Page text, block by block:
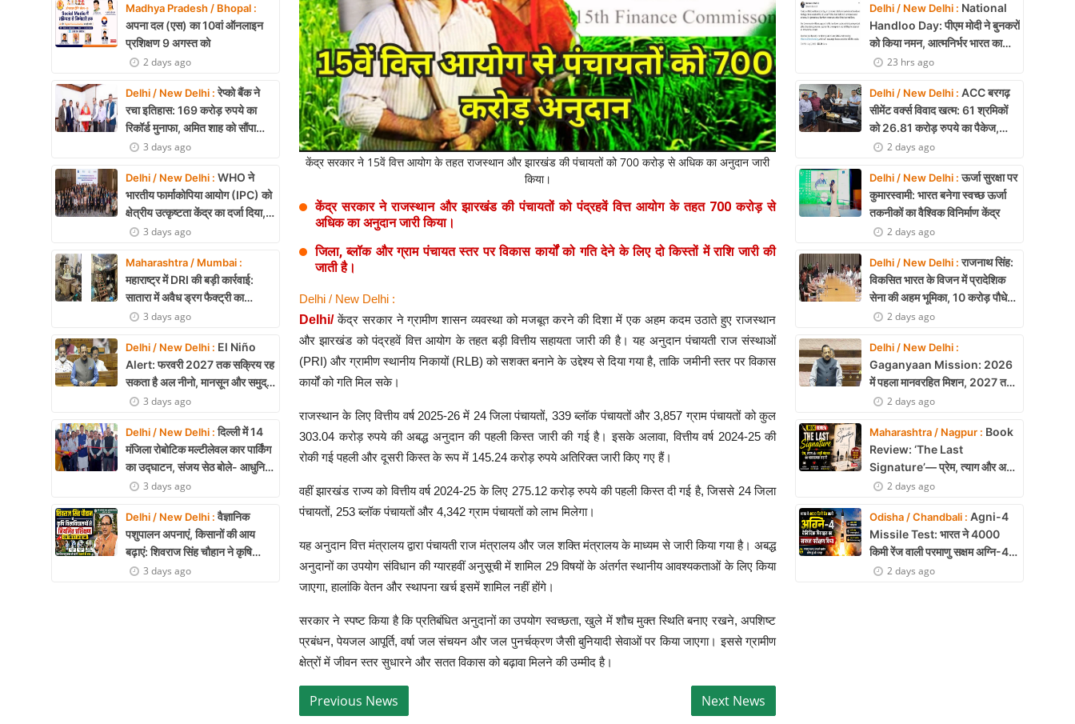
Literature
History Speaks
Contact Us
Madhya Pradesh / Bhopal :
अपना दल (एस) का 10वां ऑनलाइन
प्रशिक्षण 9 अगस्त को
2 days ago
Delhi / New Delhi :रेप्को बैंक ने
रचा इतिहास: 169 करोड़ रुपये का
रिकॉर्ड मुनाफा, अमित शाह को सौंपा
22.90 करोड़ का लाभांश
3 days ago
Delhi / New Delhi : WHO ने
भारतीय फार्माकोपिया आयोग (IPC) को
क्षेत्रीय उत्कृष्टता केंद्र का दर्जा दिया,
दक्षिण-पूर्व एशिया में भारत की बड़ी
3 days ago
Maharashtra / Mumbai :
महाराष्ट्र में DRI की बड़ी कार्रवाई:
सातारा में अवैध ड्रग फैक्ट्री का
भंडाफोड़, अल्प्राजोलम और डायजेपाम
3 days ago
Delhi / New Delhi : El Niño
Alert: फरवरी 2027 तक सक्रिय रह
सकता है अल नीनो, मानसून और समुद्री
पारिस्थितिकी पर असर की आशंका
3 days ago
Delhi / New Delhi :दिल्ली में 14
मंजिला रोबोटिक मल्टीलेवल कार पार्किंग
का उद्घाटन, संजय सेठ बोले- आधुनिक
तकनीक से मिलेगी बड़ी राहत
3 days ago
Delhi / New Delhi :वैज्ञानिक
पशुपालन अपनाएं, किसानों की आय
बढ़ाएं: शिवराज सिंह चौहान ने कृषि
विश्वविद्यालयों से नियमित प्रशिक्षण का
3 days ago
केंद्र सरकार ने 15वें वित्त आयोग के तहत राजस्थान और झारखंड की पंचायतों को 700 करोड़ से अधिक का अनुदान जारी
किया।
केंद्र सरकार ने राजस्थान और झारखंड की पंचायतों को पंद्रहवें वित्त आयोग के तहत 700 करोड़ से
अधिक का अनुदान जारी किया।
जिला, ब्लॉक और ग्राम पंचायत स्तर पर विकास कार्यों को गति देने के लिए दो किस्तों में राशि जारी की
जाती है।
Delhi / New Delhi :
Delhi/केंद्र सरकार ने ग्रामीण शासन व्यवस्था को मजबूत करने की दिशा में एक अहम कदम उठाते हुए राजस्थान
और झारखंड को पंद्रहवें वित्त आयोग के तहत बड़ी वित्तीय सहायता जारी की है। यह अनुदान पंचायती राज संस्थाओं
(PRI) और ग्रामीण स्थानीय निकायों (RLB) को सशक्त बनाने के उद्देश्य से दिया गया है, ताकि जमीनी स्तर पर विकास
कार्यों को गति मिल सके।
राजस्थान के लिए वित्तीय वर्ष 2025-26 में 24 जिला पंचायतों, 339 ब्लॉक पंचायतों और 3,857 ग्राम पंचायतों को कुल
303.04 करोड़ रुपये की अबद्ध अनुदान की पहली किस्त जारी की गई है। इसके अलावा, वित्तीय वर्ष 2024-25 की
रोकी गई पहली और दूसरी किस्त के रूप में 145.24 करोड़ रुपये अतिरिक्त जारी किए गए हैं।
वहीं झारखंड राज्य को वित्तीय वर्ष 2024-25 के लिए 275.12 करोड़ रुपये की पहली किस्त दी गई है, जिससे 24 जिला
पंचायतों, 253 ब्लॉक पंचायतों और 4,342 ग्राम पंचायतों को लाभ मिलेगा।
यह अनुदान वित्त मंत्रालय द्वारा पंचायती राज मंत्रालय और जल शक्ति मंत्रालय के माध्यम से जारी किया गया है। अबद्ध
अनुदानों का उपयोग संविधान की ग्यारहवीं अनुसूची में शामिल 29 विषयों के अंतर्गत स्थानीय आवश्यकताओं के लिए किया
जाएगा, हालांकि वेतन और स्थापना खर्च इसमें शामिल नहीं होंगे।
सरकार ने स्पष्ट किया है कि प्रतिबंधित अनुदानों का उपयोग स्वच्छता, खुले में शौच मुक्त स्थिति बनाए रखने, अपशिष्ट
प्रबंधन, पेयजल आपूर्ति, वर्षा जल संचयन और जल पुनर्चक्रण जैसी बुनियादी सेवाओं पर किया जाएगा। इससे ग्रामीण
क्षेत्रों में जीवन स्तर सुधारने और सतत विकास को बढ़ावा मिलने की उम्मीद है।
Delhi / New Delhi : National
Handloo Day: पीएम मोदी ने बुनकरों
को किया नमन, आत्मनिर्भर भारत का
बताया मजबूत आधार
23 hrs ago
Delhi / New Delhi : ACC बरगढ़
सीमेंट वर्क्स विवाद खत्म: 61 श्रमिकों
को 26.81 करोड़ रुपये का पैकेज,
समझौते पर मुहर
2 days ago
Delhi / New Delhi :ऊर्जा सुरक्षा पर
कुमारस्वामी: भारत बनेगा स्वच्छ ऊर्जा
तकनीकों का वैश्विक विनिर्माण केंद्र
2 days ago
Delhi / New Delhi :राजनाथ सिंह:
विकसित भारत के विजन में प्रादेशिक
सेना की अहम भूमिका, 10 करोड़ पौधे
लगाने का रिकॉर्ड
2 days ago
Delhi / New Delhi :
Gaganyaan Mission: 2026
में पहला मानवरहित मिशन, 2027 तक
अंतरिक्ष में जाएगा पहला भारतीय दल
2 days ago
Maharashtra / Nagpur : Book
Review: ‘The Last
Signature’— प्रेम, त्याग और अधूरी
मोहब्बत की भावनात्मक कहानी
2 days ago
Odisha / Chandbali : Agni-4
Missile Test: भारत ने 4000
किमी रेंज वाली परमाणु सक्षम अग्नि-4
बैलिस्टिक मिसाइल का सफल परीक्षण,
2 days ago